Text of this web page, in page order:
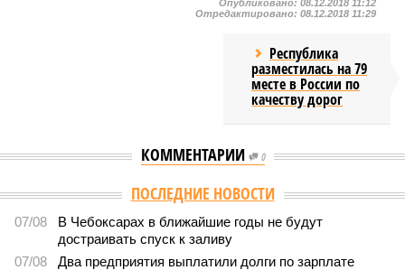
Опубликовано: 08.12.2018 11:12
Отредактировано: 08.12.2018 11:29
Республика
разместилась на 79
месте в России по
качеству дорог
КОММЕНТАРИИ 0
Версия //Власть //Роспотребнадзор после проверки отстранил от
работы 20 сотрудников детских лагерей
Здоровый отдых